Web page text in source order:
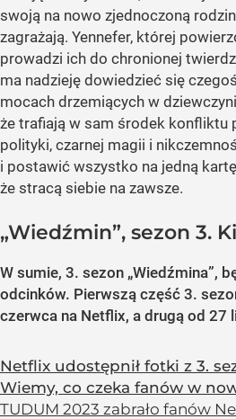
swoją na nowo zjednoczoną
zagrażają. Yennefer, której
prowadzi ich do chronionej
ma nadzieję dowiedzieć się
mocach drzemiących w
że trafiają w sam środek konfliktu
polityki, czarnej magii i
i postawić wszystko na jedną
że stracą siebie na zawsze.
„Wiedźmin”, sezon 3.
W sumie, 3. sezon „Wiedźmina”,
odcinków. Pierwszą część 3.
czerwca na Netflix, a drugą od 27
Netflix udostępnił fotki z 3.
Wiemy, co czeka fanów w
TUDUM 2023 zabrało fanów